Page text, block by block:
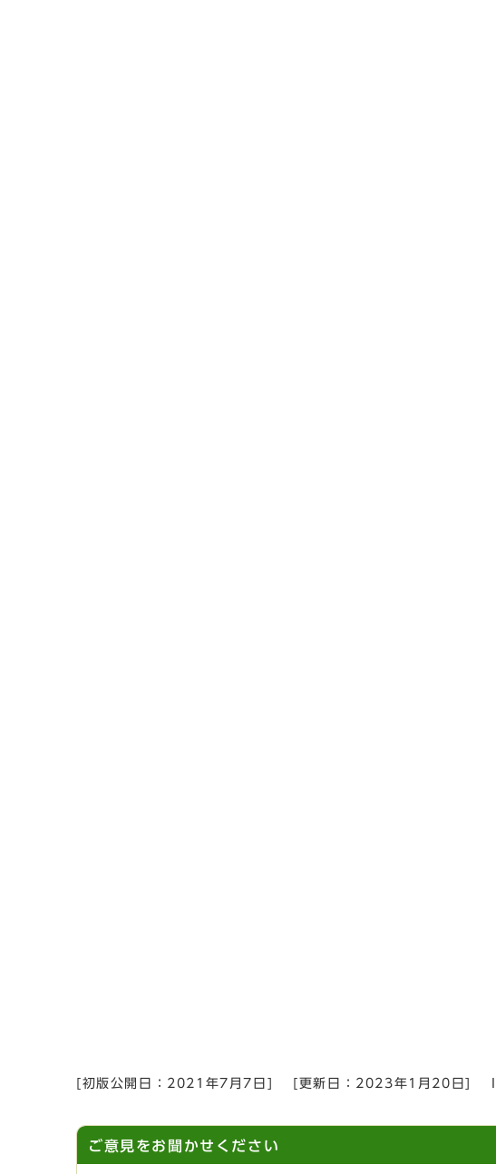
[初版公開日： 2021年7月7日 [更新日： 2023年1月20日
ご意見をお聞かせください